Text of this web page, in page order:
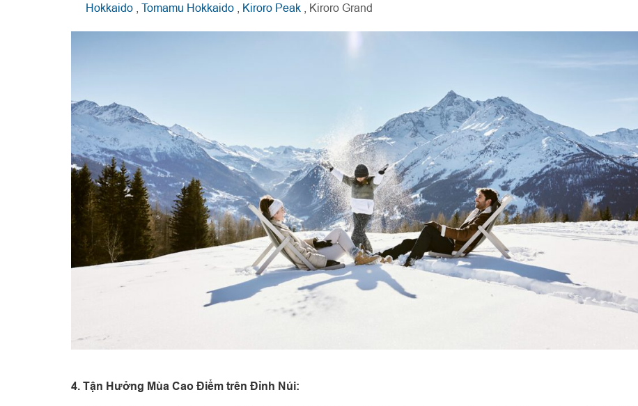
Hokkaido, Tomamu Hokkaido, Kiroro Peak, Kiroro Grand
4. Tận Hưởng Mùa Cao Điểm trên Đỉnh Núi: